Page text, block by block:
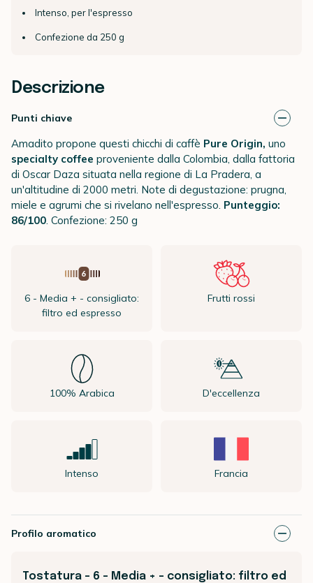
Intenso, per l'espresso
Confezione da 250 g
Descrizione
Punti chiave
Amadito propone questi chicchi di caffè Pure Origin, uno
specialty coffee proveniente dalla Colombia, dalla fattoria
di Oscar Daza situata nella regione di La Pradera, a
un'altitudine di 2000 metri. Note di degustazione: prugna,
miele e agrumi che si rivelano nell'espresso. Punteggio:
86/100. Confezione: 250 g
6 - Media + - consigliato:
filtro ed espresso
Frutti rossi
100% Arabica D'eccellenza
Intenso Francia
Profilo aromatico
Tostatura - 6 - Media + - consigliato: filtro ed